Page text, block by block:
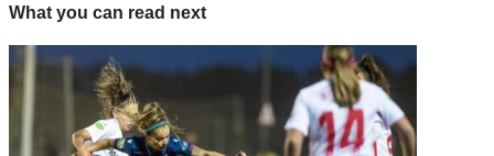
What you can read next